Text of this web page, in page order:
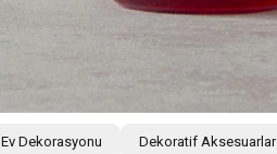
Ev Dekorasyonu Dekoratif Aksesuarlar